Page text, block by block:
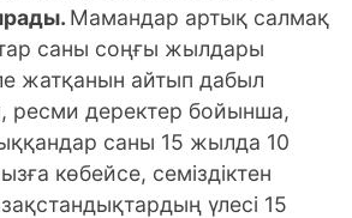
Мамандар артық салмақ
саны соңғы жылдары
жатқанын айтып дабыл
ресми деректер бойынша,
саны 15 жылда 10
көбейсе, семіздіктен
үлесі 15